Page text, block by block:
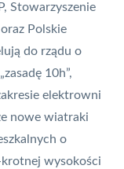
Stowarzyszenie
Polskie
do rządu o
10h”,
elektrowni
nowe wiatraki
o
wysokości